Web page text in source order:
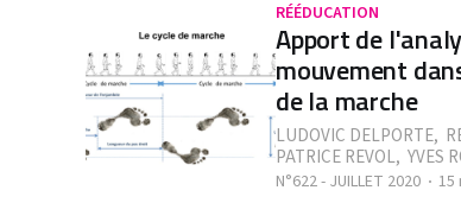
RÉÉDUCATION
Apport de
mouvement
de la marche
LUDOVIC DELPORTE,
PATRICE REVOL, YVES
N°622 - JUILLET 2020